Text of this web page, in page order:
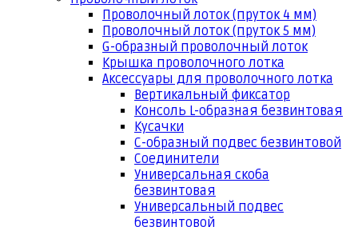
Проволочный лоток (пруток 4 мм)
Проволочный лоток (пруток 5 мм)
G-образный проволочный лоток
Крышка проволочного лотка
Аксессуары для проволочного лотка
Вертикальный фиксатор
Консоль L-образная безвинтовая
Кусачки
С-образный подвес безвинтовой
Соединители
Универсальная скоба
безвинтовая
Универсальный подвес
безвинтовой